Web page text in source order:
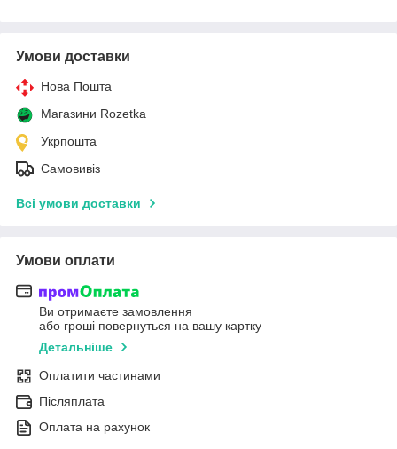
Умови доставки
Нова Пошта
Магазини Rozetka
Укрпошта
Самовивіз
Всі умови доставки
Умови оплати
Ви отримаєте замовлення
або гроші повернуться на вашу картку
Детальніше
Оплатити частинами
Післяплата
Оплата на рахунок